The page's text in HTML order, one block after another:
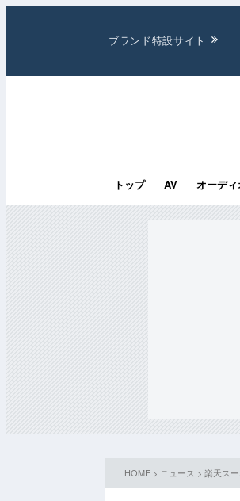
ブランド特設サイト
トップ AV オーディ
HOME > ニュース > 楽天ス